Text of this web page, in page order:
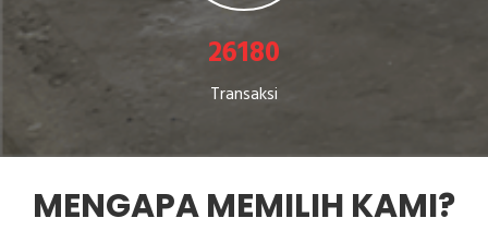
34000
Transaksi
MENGAPA MEMILIH KAMI?